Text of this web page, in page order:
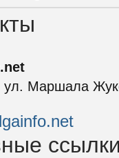
ул. Маршала
ссылки